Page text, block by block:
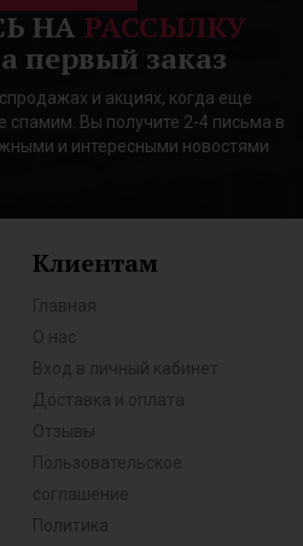
НА РАССЫЛКУ
первый заказ
и акциях, когда еще
спамим. Вы получите 2-4 письма в
и интересными новостями
Клиентам
Главная
О нас
Вход в личный кабинет
Доставка и оплата
Отзывы
Пользовательское
соглашение
Политика